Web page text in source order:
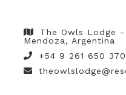
The Owls Lodge -
Mendoza, Argentina
+54 9 261 650